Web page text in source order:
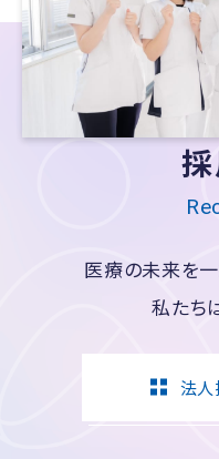
医療の未来を一
私たち
法人